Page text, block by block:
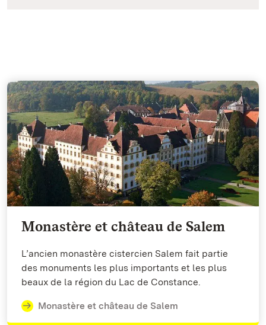
Monastère et château de Salem
L’ancien monastère cistercien Salem fait partie
des monuments les plus importants et les plus
beaux de la région du Lac de Constance.
Monastère et château de Salem